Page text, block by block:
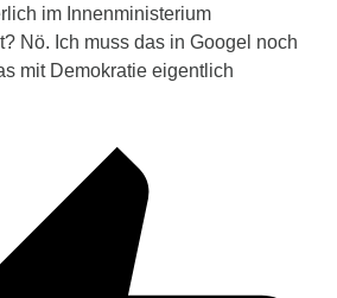
im Innenministerium
Nö. Ich muss das in Googel noch
mit Demokratie eigentlich